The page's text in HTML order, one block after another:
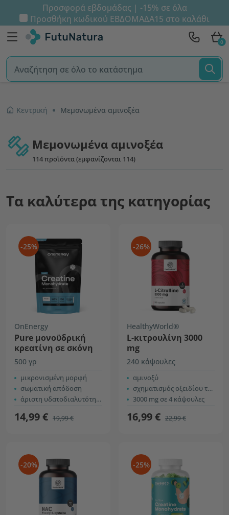
Προσφορά εβδομάδας | -15% σε όλα
Προσθήκη κωδικού ΕΒΔΟΜΑΔΑ15 στο καλάθι
0
Κεντρική Μεμονωμένα αμινοξέα
Μεμονωμένα αμινοξέα
114 προϊόντα (εμφανίζονται 114)
Τα καλύτερα της κατηγορίας
-25%
OnEnergy
Pure μονοϋδρική
κρεατίνη σε σκόνη
500 γρ
μικρονισμένη μορφή
σωματική απόδοση
άριστη υδατοδιαλυτότητα
14,99 € 19,99 €
-26%
HealthyWorld®
L-κιτρουλίνη 3000
mg
240 κάψουλες
αμινοξύ
σχηματισμός οξειδίου του αζώτου
3000 mg σε 4 κάψουλες
16,99 € 22,99 €
-20% -25%